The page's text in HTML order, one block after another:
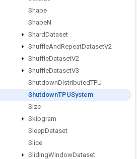
Shape
ShapeN
ShardDataset
ShuffleAndRepeatDatasetV2
ShuffleDatasetV2
ShuffleDatasetV3
ShutdownDistributedTPU
ShutdownTPUSystem
Size
Skipgram
SleepDataset
Slice
SlidingWindowDataset